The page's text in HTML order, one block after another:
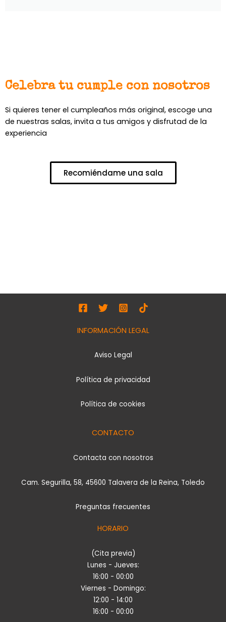
Celebra tu cumple con nosotros
Si quieres tener el cumpleaños más original, escoge una
de nuestras salas, invita a tus amigos y disfrutad de la
experiencia
Recomiéndame una sala
INFORMACIÓN LEGAL
Aviso Legal
Política de privacidad
Política de cookies
CONTACTO
Contacta con nosotros
Cam. Segurilla, 58, 45600 Talavera de la Reina, Toledo
Preguntas frecuentes
HORARIO
(Cita previa)
Lunes - Jueves:
16:00 - 00:00
Viernes - Domingo:
12:00 - 14:00
16:00 - 00:00